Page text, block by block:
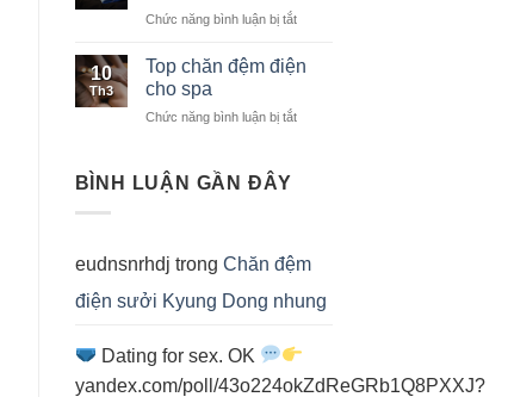
cho
người
Chức năng bình luận bị tắtở
chăn
cho
10
Th3
Top chăn đệm điện
cho spa
Chức năng bình luận bị tắtở
BÌNH LUẬN GẦN ĐÂY
eudnsnrhdj trong Chăn đệm
điện sưởi Kyung Dong nhung
Dating for sex. OK
yandex.com/poll/43o224okZdReGRb1Q8PXXJ?